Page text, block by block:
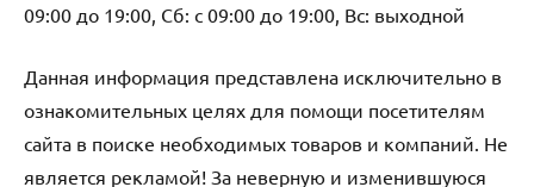
09:00 до 19:00, Сб: с 09:00 до 19:00, Вс: выходной
Данная информация представлена исключительно в
ознакомительных целях для помощи посетителям
сайта в поиске необходимых товаров и компаний. Не
является рекламой! За неверную и изменившуюся